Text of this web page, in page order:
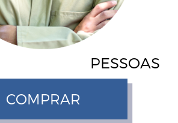
PESSOAS
COMPRAR